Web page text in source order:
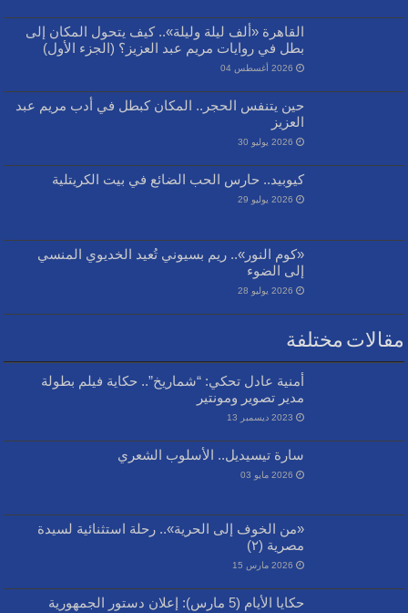
القاهرة «ألف ليلة وليلة».. كيف يتحول المكان إلى
بطل في روايات مريم عبد العزيز؟ (الجزء الأول)
2026 أغسطس 04
حين يتنفس الحجر.. المكان كبطل في أدب مريم عبد
العزيز
2026 يوليو 30
كيوبيد.. حارس الحب الضائع في بيت الكريتلية
2026 يوليو 29
«كوم النور».. ريم بسيوني تُعيد الخديوي المنسي
إلى الضوء
2026 يوليو 28
مقالات مختلفة
أمنية عادل تحكي: “شماريخ”.. حكاية فيلم بطولة
مدير تصوير ومونتير
2023 ديسمبر 13
سارة تيسيديل.. الأسلوب الشعري
2026 مايو 03
«من الخوف إلى الحرية».. رحلة استثنائية لسيدة
مصرية (٢)
2026 مارس 15
حكايا الأيام (5 مارس): إعلان دستور الجمهورية